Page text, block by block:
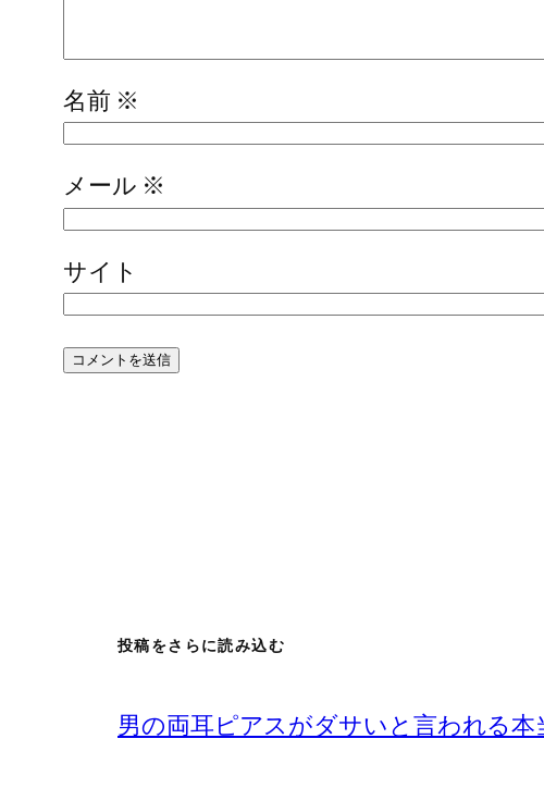
名前 ※
メール ※
サイト
投稿をさらに読み込む
男の両耳ピアスがダサいと言われる